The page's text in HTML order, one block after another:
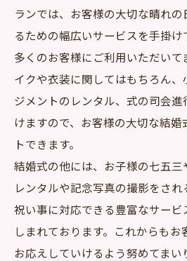
ランでは、お客様の大切な晴れ
るための幅広いサービスを手掛け
多くのお客様にご利用いただいて
イクや衣装に関してはもちろん
ジメントのレンタル、式の司会
けますので、お客様の大切な結婚
トできます。
結婚式の他には、お子様の七五
レンタルや記念写真の撮影をさ
祝い事に対応できる豊富なサー
しまれております。これからもお
お応えしていけるよう努めてまい